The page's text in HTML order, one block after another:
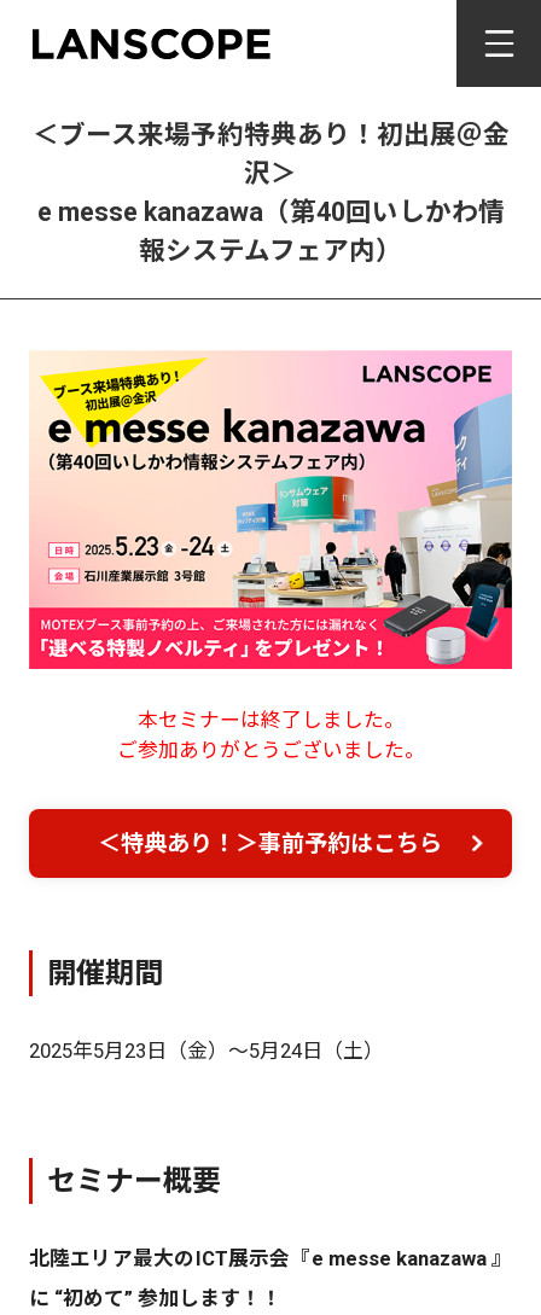
＜ブース来場予約特典あり！初出展＠金
沢＞
e messe kanazawa（第40回いしかわ情
報システムフェア内）
本セミナーは終了しました。
ご参加ありがとうございました。
＜特典あり！＞事前予約はこちら
開催期間
2025年5月23日（金）～5月24日（土）
セミナー概要
北陸エリア最大のICT展示会『e messe kanazawa 』
に “初めて” 参加します！！